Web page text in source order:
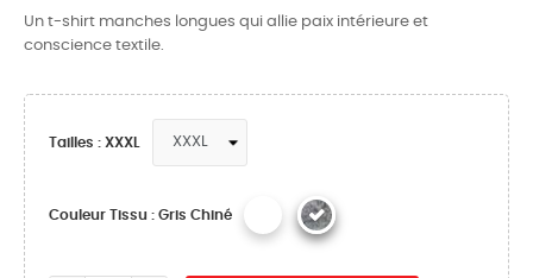
Un t-shirt manches longues qui allie paix intérieure et
conscience textile.
Tailles : XXXL
Couleur Tissu : Gris Chiné